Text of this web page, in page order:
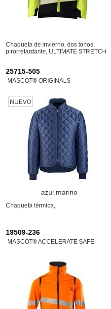
Chaqueta de invierno, dos tonos,
pirorretardante, ULTIMATE STRETCH
25715-505
MASCOT® ORIGINALS
NUEVO
azul marino
Chaqueta térmica,
19509-236
MASCOT® ACCELERATE SAFE